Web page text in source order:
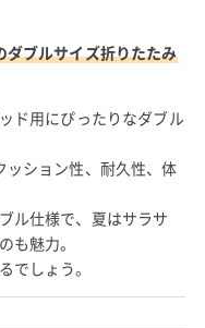
ブルサイズ折りたたみ
ド用にぴったりなダブル
ション性、耐久性、体
ル仕様で、夏はサラサ
も魅力。
でしょう。